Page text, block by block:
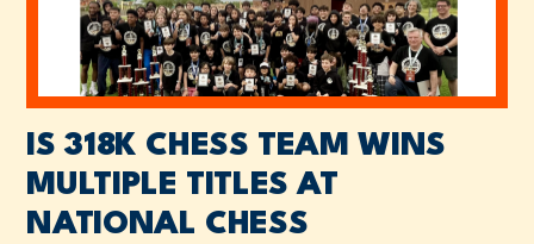
IS 318K CHESS TEAM WINS
MULTIPLE TITLES AT
NATIONAL CHESS